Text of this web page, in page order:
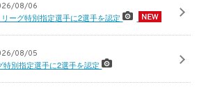
08/06
ーグ特別指定選手に2選手を認定
08/05
特別指定選手に2選手を認定